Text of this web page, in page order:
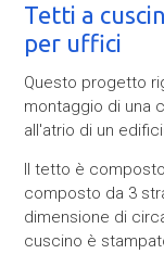
Tetti a
per uffici
Questo progetto
montaggio di una
all'atrio di un
Il tetto è
composto da 3
dimensione di
cuscino è